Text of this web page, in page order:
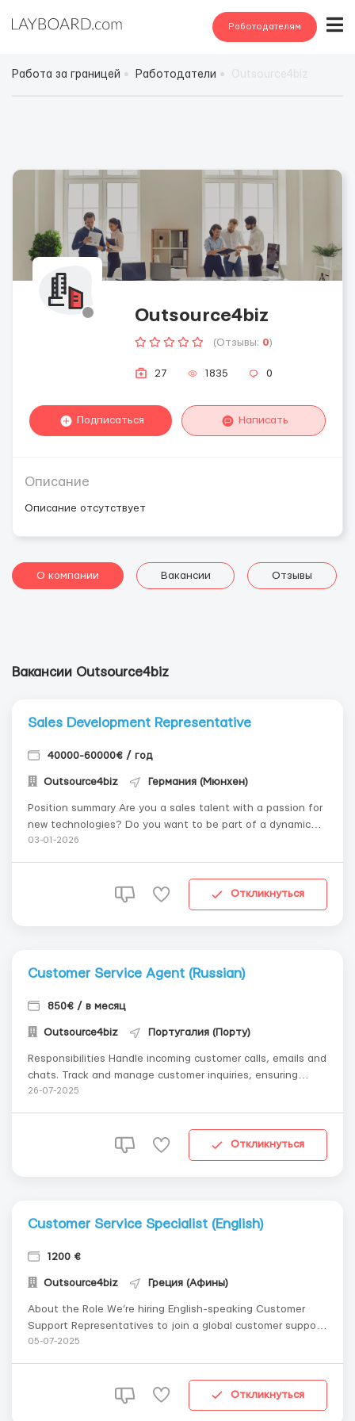
Работодателям
Работа за границей Работодатели
Outsource4biz
(Отзывы: 0)
27 1835 0
Подписаться Написать
Описание
Описание отсутствует
О компании Вакансии Отзывы
Вакансии Outsource4biz
Sales Development Representative
40000-60000€ / год
Outsource4biz Германия (Мюнхен)
Position summary Are you a sales talent with a passion for
new technologies? Do you want to be part of a dynamic
team and contribute to the growth of an innovative
03-01-2026
Откликнуться
Customer Service Agent (Russian)
850€ / в месяц
Outsource4biz Португалия (Порту)
Responsibilities Handle incoming customer calls, emails and
chats. Track and manage customer inquiries, ensuring
seamless support. Professionally handle customer
26-07-2025
Откликнуться
Customer Service Specialist (English)
1200 €
Outsource4biz Греция (Афины)
About the Role We’re hiring English-speaking Customer
Support Representatives to join a global customer support
operation based in Athens. This is a fantastic opportunity
05-07-2025
Откликнуться